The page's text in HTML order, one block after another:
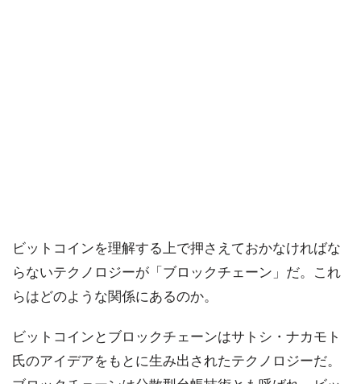
ビットコインを理解する上で押さえておかなければな
らないテクノロジーが「ブロックチェーン」だ。これ
らはどのような関係にあるのか。
ビットコインとブロックチェーンはサトシ・ナカモト
氏のアイデアをもとに生み出されたテクノロジーだ。